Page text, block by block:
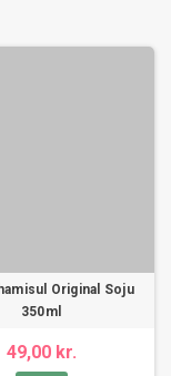
Original Soju
350ml
49,00 kr.